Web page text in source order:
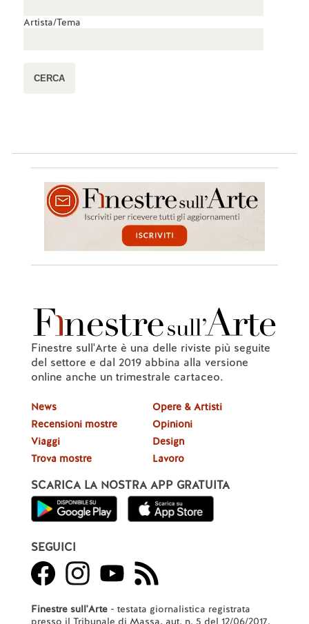
Artista/Tema
Finestre sull'Arte è una delle riviste più seguite
del settore e dal 2019 abbina alla versione
online anche un trimestrale cartaceo.
News
Recensioni mostre
Viaggi
Trova mostre
Opere & Artisti
Opinioni
Design
Lavoro
SCARICA LA NOSTRA APP GRATUITA
SEGUICI
Finestre sull'Arte- testata giornalistica registrata
presso il Tribunale di Massa, aut. n. 5 del 12/06/2017.